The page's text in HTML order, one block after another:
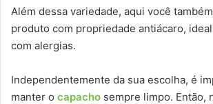
Além dessa variedade, aqui você
produto com propriedade antiácaro,
com alergias.
Independentemente da sua escolha, é
manter o capacho sempre limpo. Então,